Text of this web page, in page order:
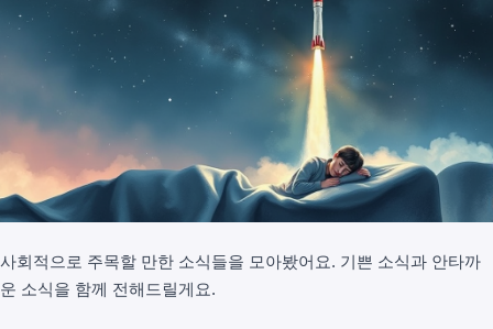
사회적으로 주목할 만한 소식들을 모아봤어요. 기쁜 소식과 안타까
운 소식을 함께 전해드릴게요.